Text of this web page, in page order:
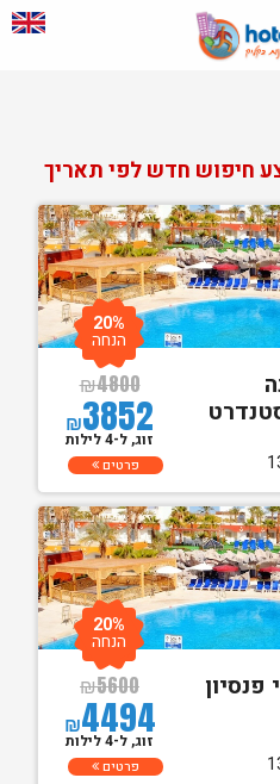
חיפוש חדש לפי תאריך
₪4800
₪3852
20%
הנחה
זוג, ל-4 לילות
פרטים
פנסיון
₪5600
₪4494
20%
הנחה
זוג, ל-4 לילות
פרטים